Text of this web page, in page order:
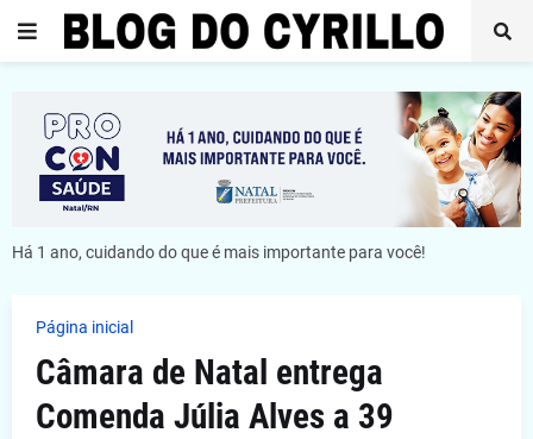
Há 1 ano, cuidando do que é mais importante para você!
Página inicial
Câmara de Natal entrega
Comenda Júlia Alves a 39